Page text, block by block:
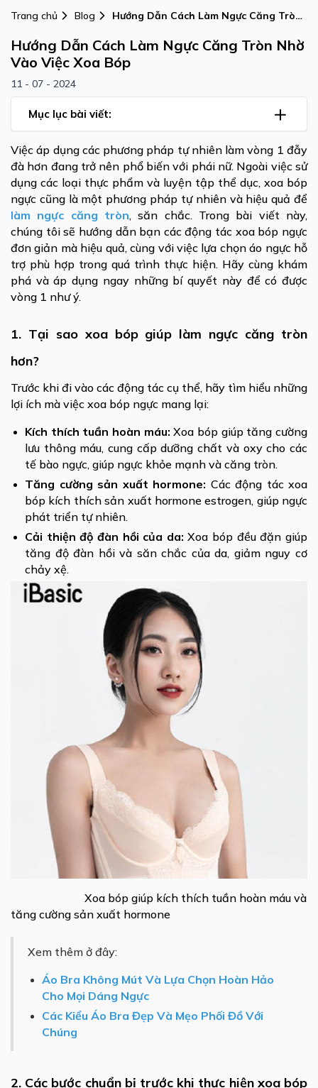
Trang chủ Blog
Hướng Dẫn Cách Làm Ngực Căng Tròn
Hướng Dẫn Cách Làm Ngực Căng Tròn Nhờ
Vào Việc Xoa Bóp
11 - 07 - 2024
Mục lục bài viết:
Việc áp dụng các phương pháp tự nhiên làm vòng 1 đẫy
đà hơn đang trở nên phổ biến với phái nữ. Ngoài việc sử
dụng các loại thực phẩm và luyện tập thể dục, xoa bóp
ngực cũng là một phương pháp tự nhiên và hiệu quả để
làm ngực căng tròn, săn chắc. Trong bài viết này,
chúng tôi sẽ hướng dẫn bạn các động tác xoa bóp ngực
đơn giản mà hiệu quả, cùng với việc lựa chọn áo ngực hỗ
trợ phù hợp trong quá trình thực hiện. Hãy cùng khám
phá và áp dụng ngay những bí quyết này để có được
vòng 1 như ý.
1. Tại sao xoa bóp giúp làm ngực căng tròn
hơn?
Trước khi đi vào các động tác cụ thể, hãy tìm hiểu những
lợi ích mà việc xoa bóp ngực mang lại:
Kích thích tuần hoàn máu: Xoa bóp giúp tăng cường
lưu thông máu, cung cấp dưỡng chất và oxy cho các
tế bào ngực, giúp ngực khỏe mạnh và căng tròn.
Tăng cường sản xuất hormone: Các động tác xoa
bóp kích thích sản xuất hormone estrogen, giúp ngực
phát triển tự nhiên.
Cải thiện độ đàn hồi của da: Xoa bóp đều đặn giúp
tăng độ đàn hồi và săn chắc của da, giảm nguy cơ
chảy xệ.
Xoa bóp giúp kích thích tuần hoàn máu và
tăng cường sản xuất hormone
Xem thêm ở đây:
Áo Bra Không Mút Và Lựa Chọn Hoàn Hảo
Cho Mọi Dáng Ngực
Các Kiểu Áo Bra Đẹp Và Mẹo Phối Đồ Với
Chúng
2. Các bước chuẩn bị trước khi thực hiện xoa bóp